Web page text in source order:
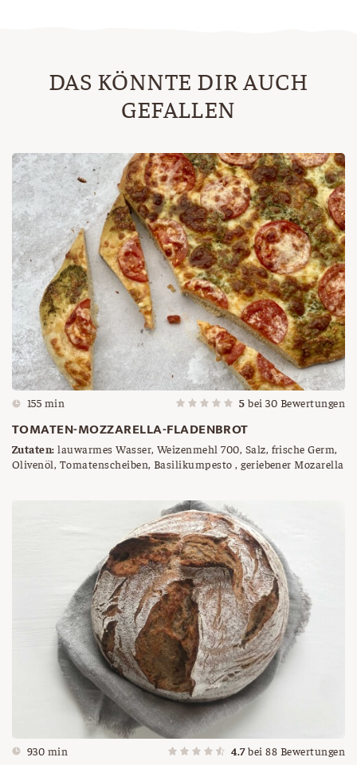
DAS KÖNNTE DIR AUCH
GEFALLEN
155 min 5 bei30 Bewertungen
TOMATEN-MOZZARELLA-FLADENBROT
Zutaten: lauwarmes Wasser, Weizenmehl 700, Salz, frische Germ,
Olivenöl, Tomatenscheiben, Basilikumpesto , geriebener Mozarella
930 min 4.7bei88 Bewertungen